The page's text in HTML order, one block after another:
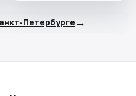
Петербурге →